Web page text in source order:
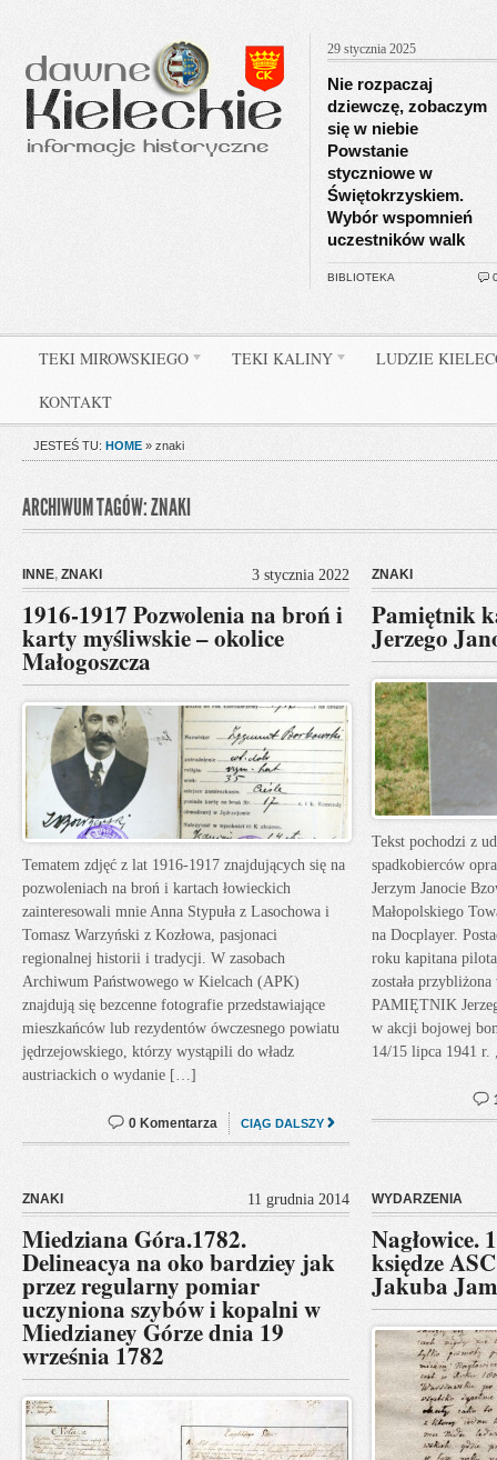
29 stycznia 2025
Nie rozpaczaj
dziewczę, zobaczym
się w niebie
Powstanie
styczniowe w
Świętokrzyskiem.
Wybór wspomnień
uczestników walk
BIBLIOTEKA
TEKI MIROWSKIEGO TEKI KALINY LUDZIE
KONTAKT
JESTEŚ TU: HOME » znaki
ARCHIWUM TAGÓW: ZNAKI
INNE, ZNAKI 3 stycznia 2022
1916-1917 Pozwolenia na broń i
karty myśliwskie – okolice
Małogoszcza
Tematem zdjęć z lat 1916-1917 znajdujących się na
pozwoleniach na broń i kartach łowieckich
zainteresowali mnie Anna Stypuła z Lasochowa i
Tomasz Warzyński z Kozłowa, pasjonaci
regionalnej historii i tradycji. W zasobach
Archiwum Państwowego w Kielcach (APK)
znajdują się bezcenne fotografie przedstawiające
mieszkańców lub rezydentów ówczesnego powiatu
jędrzejowskiego, którzy wystąpili do władz
austriackich o wydanie […]
CIĄG DALSZY
0 Komentarza
ZNAKI
Pamiętnik
Jerzego
Tekst pochodzi z
spadkobierców
Jerzym Janocie
Małopolskiego
na Docplayer.
roku kapitana
została
PAMIĘTNIK
w akcji bojowej
14/15 lipca 1941
ZNAKI 11 grudnia 2014
Miedziana Góra.1782.
Delineacya na oko bardziey jak
przez regularny pomiar
uczyniona szybów i kopalni w
Miedzianey Górze dnia 19
września 1782
WYDARZENIA
Nagłowice.
księdze
Jakuba